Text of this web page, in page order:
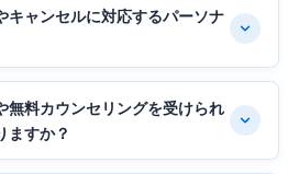
キャンセルに対応するパーソナ
無料カウンセリングを受けられ
ますか？